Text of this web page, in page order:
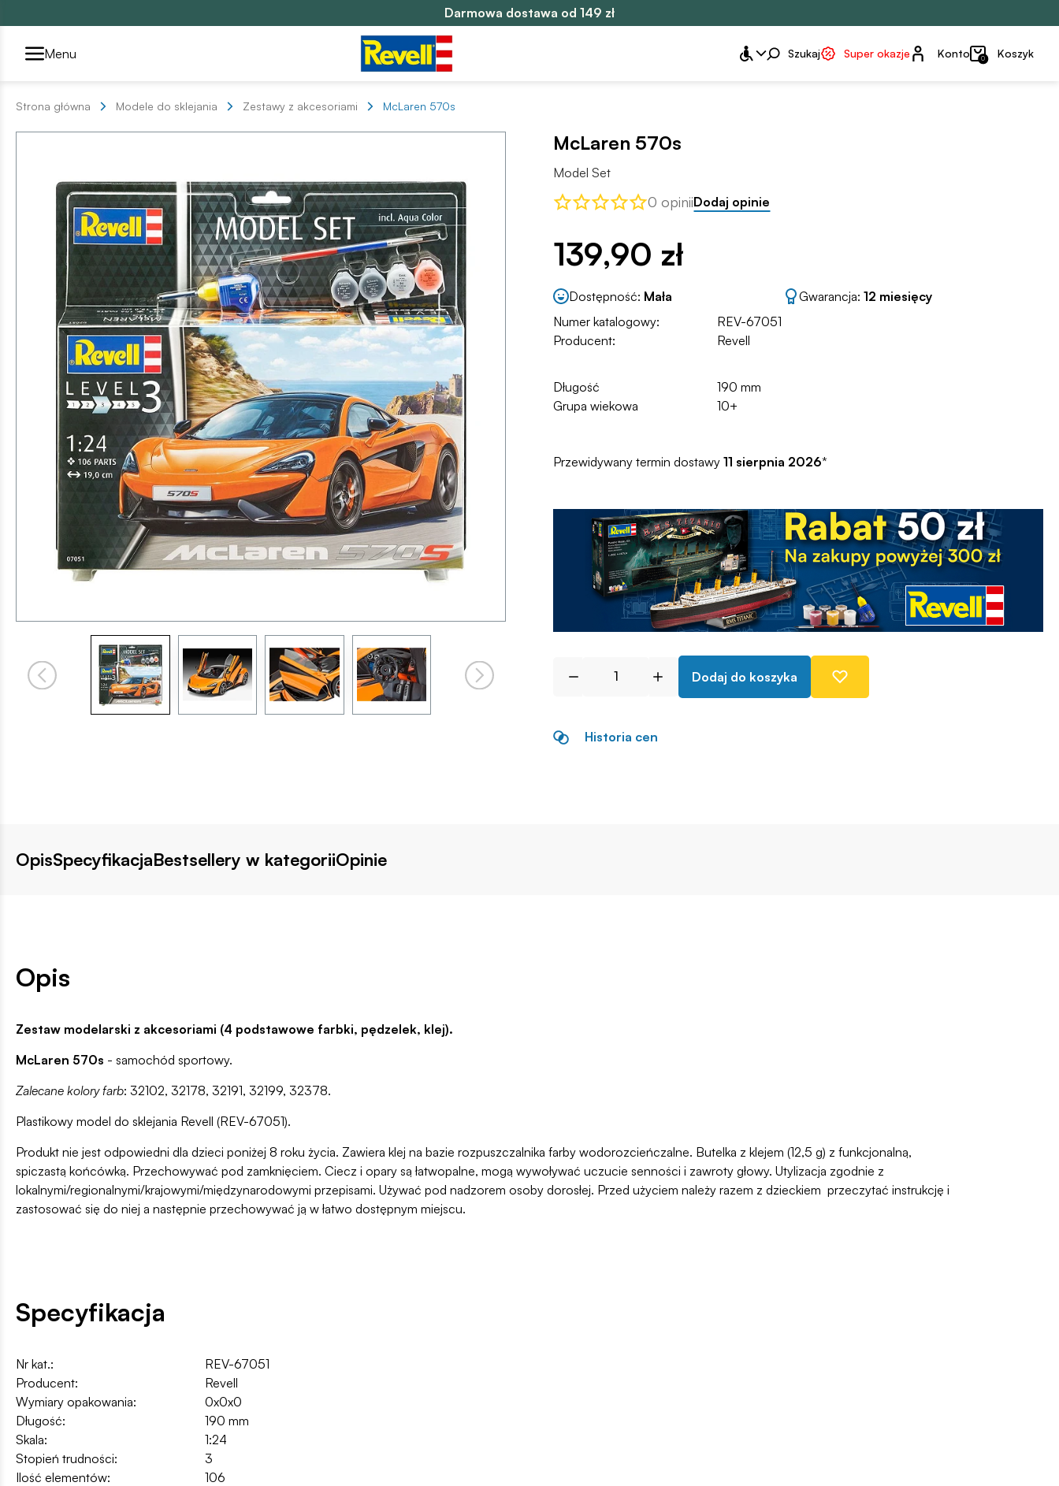
Darmowa dostawa od 149 zł
Przełącznik segmentów2
Menu Szukaj Super okazje Konto
Konto 0 Koszyk
Strona główna Modele do sklejania Zestawy z akcesoriami McLaren 570s
McLaren 570s
Model Set
0 opiniiDodaj opinie
139,90 zł
Dostępność: Mała Gwarancja: 12 miesięcy
Numer katalogowy:
REV-67051
Producent:
Revell
Długość
190 mm
Grupa wiekowa
10+
Przewidywany termin dostawy 11 sierpnia 2026*
Dodaj do koszyka
Historia cen
OpisSpecyfikacjaBestsellery w kategoriiOpinie
Opis
Zestaw modelarski z akcesoriami (4 podstawowe farbki, pędzelek, klej).
McLaren 570s - samochód sportowy.
Zalecane kolory farb: 32102, 32178, 32191, 32199, 32378.
Plastikowy model do sklejania Revell (REV-67051).
Produkt nie jest odpowiedni dla dzieci poniżej 8 roku życia. Zawiera klej na bazie rozpuszczalnika farby wodorozcieńczalne. Butelka z klejem (12,5 g) z funkcjonalną,
spiczastą końcówką. Przechowywać pod zamknięciem. Ciecz i opary są łatwopalne, mogą wywoływać uczucie senności i zawroty głowy. Utylizacja zgodnie z
lokalnymi/regionalnymi/krajowymi/międzynarodowymi przepisami. Używać pod nadzorem osoby dorosłej. Przed użyciem należy razem z dzieckiem przeczytać instrukcję i
zastosować się do niej a następnie przechowywać ją w łatwo dostępnym miejscu.
Specyfikacja
Nr kat.:
REV-67051
Producent:
Revell
Wymiary opakowania:
0x0x0
Długość:
190 mm
Skala:
1:24
Stopień trudności:
3
Ilość elementów:
106